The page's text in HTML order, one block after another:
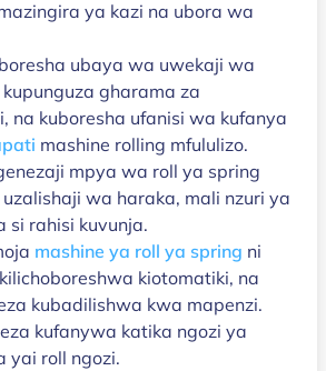
ya kazi na ubora wa
ubaya wa uwekaji wa
gharama za
na kuboresha ufanisi wa kufanya
mashine rolling mfululizo.
mpya wa roll ya spring
wa haraka, mali nzuri ya
si rahisi kuvunja.
mashine ya roll ya spring ni
kiotomatiki, na
kubadilishwa kwa mapenzi.
kufanywa katika ngozi ya
yai roll ngozi.